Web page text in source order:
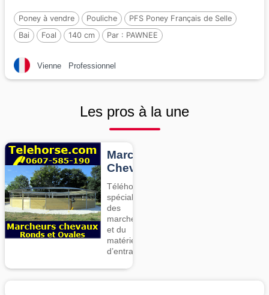
Poney à vendre Pouliche
PFS Poney Français de Selle
Bai
Foal 140 cm Par : PAWNEE
Vienne Professionnel
Les pros à la une
Marcheurs
Chevaux
Téléhorse,
spécialiste
des
marcheurs
et du
matériel
d’entrainement